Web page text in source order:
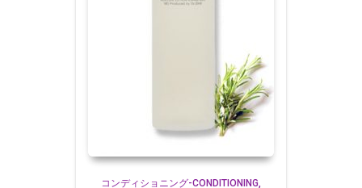
コンディショニング-CONDITIONING